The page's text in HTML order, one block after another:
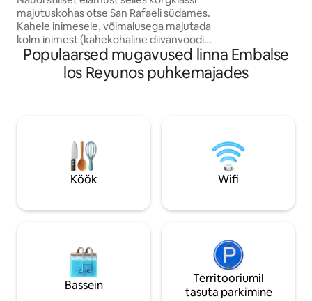
majutuskohas otse San Rafaeli südames.
Kahele inimesele, võimalusega majutada
kolm inimest (kahekohaline diivanvoodi
elutoas). Kõige lähedal
(grillkohvik/apteek/YPF/supermarket/restoran),
1 kvartali kaugusel peapuiesteest ja 4
kliimaseade./Pesumasin/ mikrolaineahi/
külmkapp. Rõdu (selles kohas on
suitsetamine lubatud). Avar vannituba.
Populaarsed mugavused linna Embalse
los Reyunos puhkemajades
Köök Wifi
Bassein
Territooriumil
tasuta parkimine